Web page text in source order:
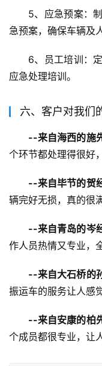
5、应急预案：
急预案，确保车辆及
6、员工培训：
应急处理培训。
六、客户对我们
--来自海西的施
个环节都处理得很好
--来自毕节的贺
辆完好无损，真的很
--来自青岛的岑
作人员热情又专业，
--来自大石桥的
振运车的服务让人感
--来自安康的柏
个成员都很专业，让